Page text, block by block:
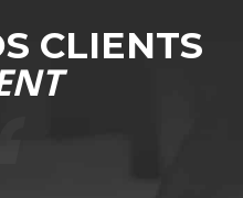
CLIENTS